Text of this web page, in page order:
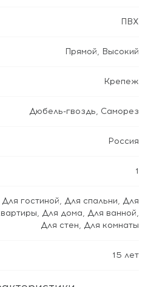
ПВХ
Прямой, Высокий
Крепеж
Дюбель-гвоздь, Саморез
Россия
1
Для гостиной, Для спальни, Для
, Для дома, Для ванной,
Для стен, Для комнаты
15 лет